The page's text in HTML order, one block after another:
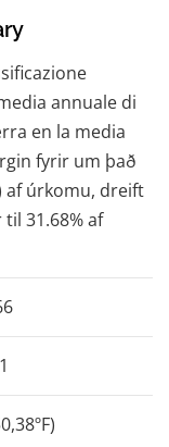
annuale di
en la media
fyrir um það
af úrkomu, dreift
31.68% af